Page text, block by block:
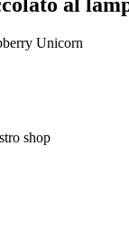
Unicorn
shop